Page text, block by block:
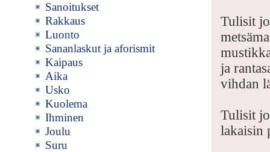
Sanoitukset
Rakkaus
Luonto
Sananlaskut ja aforismit
Kaipaus
Aika
Usko
Kuolema
Ihminen
Joulu
Suru
Tulisit
ja
vihdan
Tulisit jo
lakaisin